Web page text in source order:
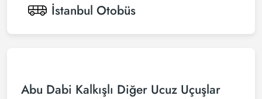
İstanbul Otobüs
Abu Dabi Kalkışlı Diğer Ucuz Uçuşlar